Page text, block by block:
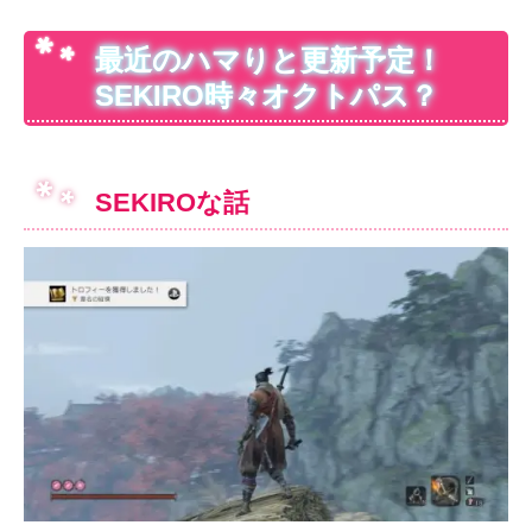
最近のハマりと更新予定！
SEKIRO時々オクトパス？
SEKIROな話